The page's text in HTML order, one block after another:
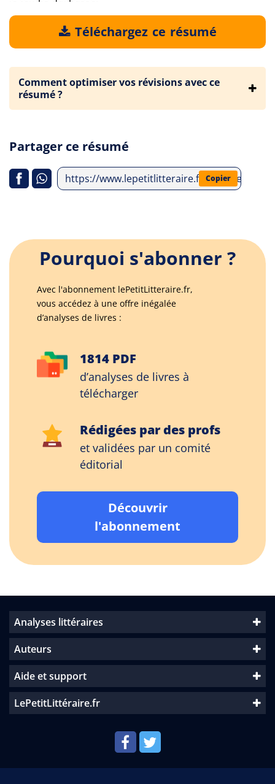
Téléchargez ce résumé
Comment optimiser vos révisions avec ce
résumé ?
Partager ce résumé
https://www.lepetitlitteraire.fr/analyses-
Copier
Pourquoi s'abonner ?
Avec l'abonnement lePetitLitteraire.fr,
vous accédez à une offre inégalée
d’analyses de livres :
1814 PDF
d’analyses de livres à
télécharger
Rédigées par des profs
et validées par un comité
éditorial
Découvrir
l'abonnement
Analyses littéraires
Auteurs
Aide et support
LePetitLittéraire.fr